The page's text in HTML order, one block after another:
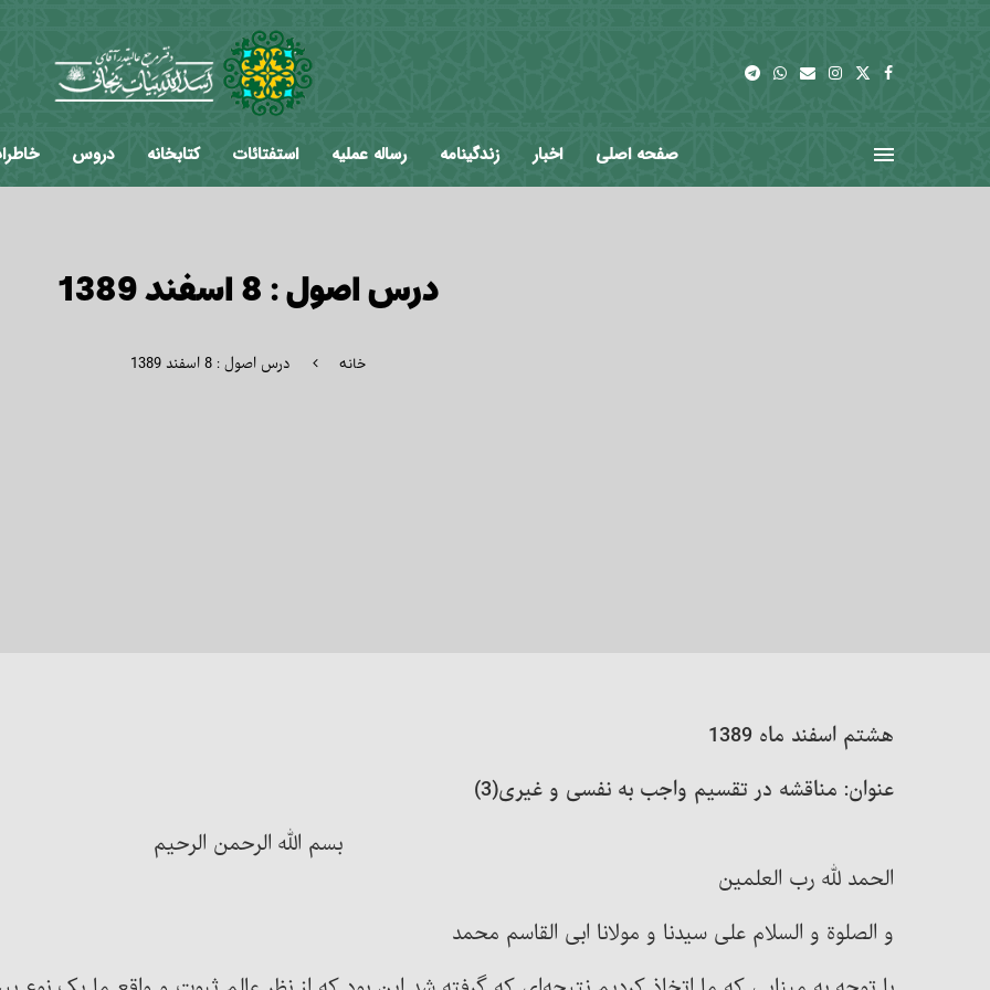
صفحه اصلی اخبار زندگینامه رساله عملیه استفتائات کتابخانه دروس
درس اصول : 8 اسفند 1389
خانه درس اصول : 8 اسفند 1389
هشتم اسفند ماه 1389
عنوان: مناقشه در تقسیم واجب به نفسی و غیری(3)
بسم الله الرحمن الرحیم
الحمد لله رب العلمین
و الصلوة و السلام علی سیدنا و مولانا ابی القاسم محمد